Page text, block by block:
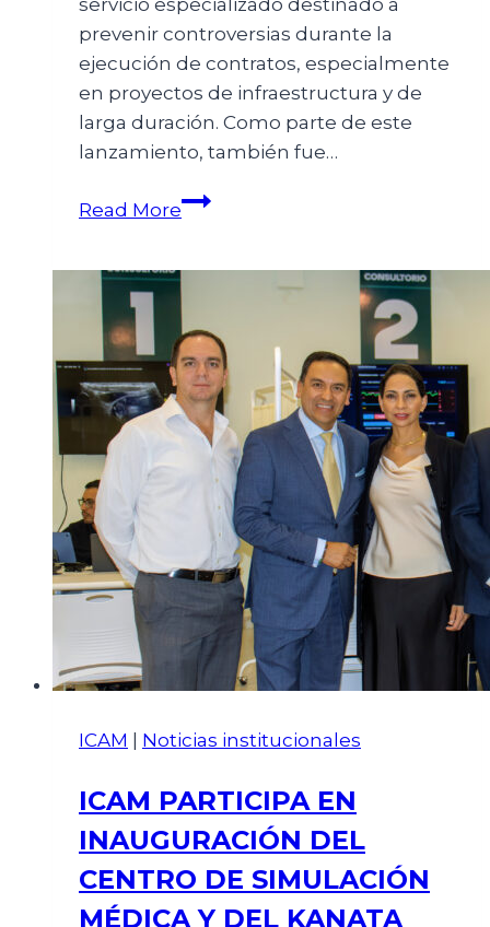
servicio especializado destinado a
prevenir controversias durante la
ejecución de contratos, especialmente
en proyectos de infraestructura y de
larga duración. Como parte de este
lanzamiento, también fue…
Read More
ICAM Noticias institucionales
ICAM PARTICIPA EN
INAUGURACIÓN DEL
CENTRO DE SIMULACIÓN
MÉDICA Y DEL KANATA